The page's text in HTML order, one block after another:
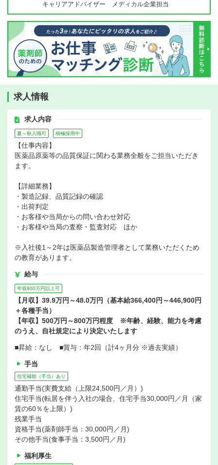
キャリアアドバイザー メディカル企業担当
求人情報
求人内容
夏～秋入職可 積極採用中
【仕事内容】
医薬品原薬等の品質保証に関わる業務全般をご担当いただき
ます。
【詳細業務】
・製造記録、品質記録の確認
・出荷判定
・お客様や当局からの問い合わせ対応
・お客様や当局の査察・監査対応 ほか
※入社後1～2年は医薬品製造管理者として業務いただくため
の教育があります。
給与
年収800万円以上可
【月収】39.9万円～48.0万円（基本給366,400円～446,900円
＋各種手当）
【年収】500万円～800万円程度 ※年齢、経験、能力を考慮
のうえ、自社規定により決定いたします
■昇給：なし ■賞与：年2回（計4ヶ月分 ※過去実績）
手当
住宅補助（手当）あり
通勤手当(実費支給（上限24,500円／月）)
住宅手当(転居を伴う入社の場合、住宅手当30,000円／月（家
賃の60％を上限）)
残業手当
資格手当(薬剤師手当：30,000円／月)
その他手当(食事手当：3,500円／月)
福利厚生